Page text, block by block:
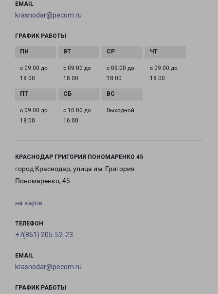
EMAIL
krasnodar@pecom.ru
ГРАФИК РАБОТЫ
с 09:00 до
18:00
с 09:00 до
18:00
с 09:00 до
18:00
с 09:00 до
18:00
с 09:00 до
18:00
с 10:00 до
16:00
Выходной
КРАСНОДАР ГРИГОРИЯ ПОНОМАРЕНКО 45
город Краснодар, улица им. Григория
Пономаренко, 45
на карте
ТЕЛЕФОН
+7(861) 205-52-23
EMAIL
krasnodar@pecom.ru
ГРАФИК РАБОТЫ